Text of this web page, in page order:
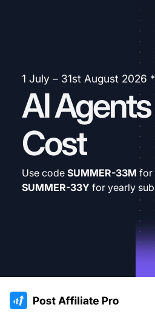
1 July – 31st August 2026
AI
Cost
Use code SUMMER-33M for
SUMMER-33Y for yearly
:site.title